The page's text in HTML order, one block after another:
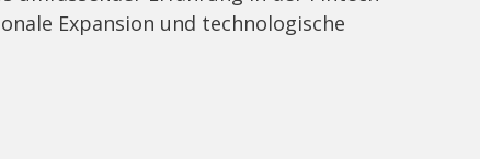
Expansion und technologische